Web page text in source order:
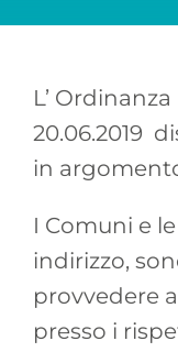
L’
20.06.2019
in
I Comuni e
indirizzo,
provvedere
presso i